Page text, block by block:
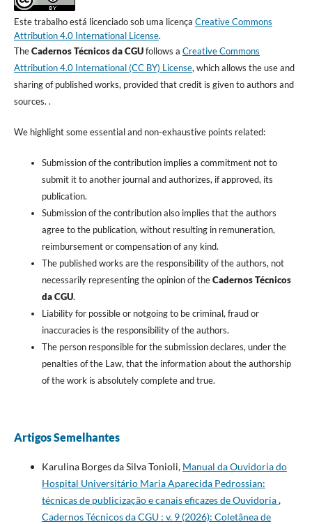
Este trabalho está licenciado sob uma licença Creative Commons
Attribution 4.0 International License.
TheCadernos Técnicos da CGUfollows a Creative Commons
Attribution 4.0 International (CC BY) License, which allows the use and
sharing of published works, provided that credit is given to authors and
sources. .
We highlight some essential and non-exhaustive points related:
Submission of the contribution implies a commitment not to
submit it to another journal and authorizes, if approved, its
publication.
Submission of the contribution also implies that the authors
agree to the publication, without resulting in remuneration,
reimbursement or compensation of any kind.
The published works are the responsibility of the authors, not
necessarily representing the opinion of theCadernos Técnicos
da CGU.
Liability for possible or notgoing to be criminal, fraud or
inaccuracies is the responsibility of the authors.
The person responsible for the submission declares, under the
penalties of the Law, that the information about the authorship
of the work is absolutely complete and true.
Artigos Semelhantes
Karulina Borges da Silva Tonioli, Manual da Ouvidoria do
Hospital Universitário Maria Aparecida Pedrossian:
técnicas de publicização e canais eficazes de Ouvidoria,
Cadernos Técnicos da CGU : v. 9 (2026): Coletânea de